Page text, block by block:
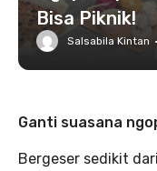
Bisa Piknik!
Salsabila Kintan ·
Ganti suasana
Bergeser sedikit